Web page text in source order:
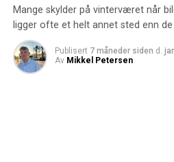
Mange skylder på vinterværet når
ligger ofte et helt annet sted enn
Publisert 7 måneder siden d.
Av Mikkel Petersen